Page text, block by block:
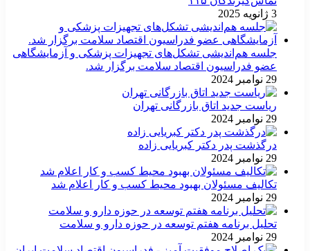
3 ژانویه 2025
جلسه هم‌اندیشی تشکل‌های تجهیزات پزشکی و آزمایشگاهی
عضو فدراسیون اقتصاد سلامت برگزار شد.
29 نوامبر 2024
ریاست جدید اتاق بازرگانی تهران
29 نوامبر 2024
درگذشت پدر دکتر کبریایی زاده
29 نوامبر 2024
تکالیف مسئولان بهبود محیط کسب و کار اعلام شد
29 نوامبر 2024
تحلیل برنامه هفتم توسعه در حوزه دارو و سلامت
29 نوامبر 2024